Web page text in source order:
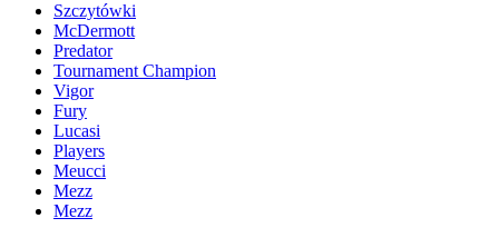
Szczytówki
McDermott
Predator
Tournament Champion
Vigor
Fury
Lucasi
Players
Meucci
Mezz
Mezz